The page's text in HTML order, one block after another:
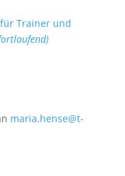
Trainer und
maria.hense@t-